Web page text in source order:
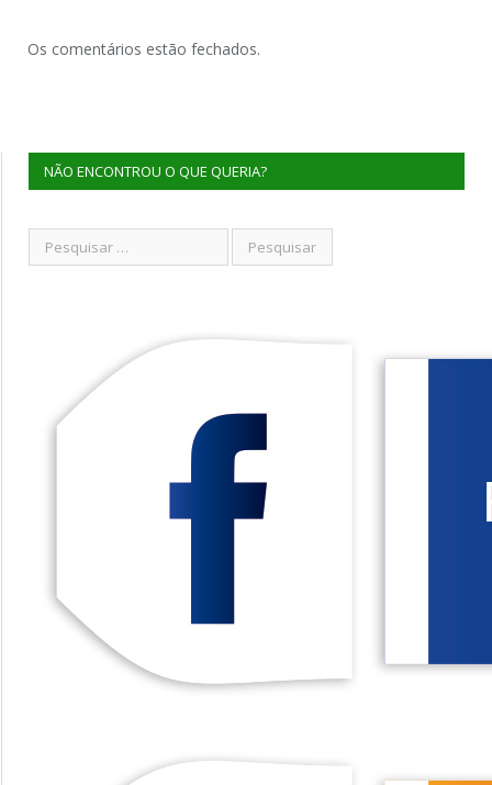
Os comentários estão fechados.
NÃO ENCONTROU O QUE QUERIA?